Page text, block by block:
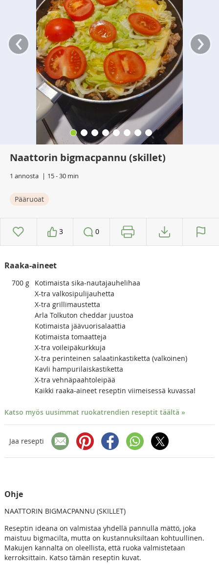
‹ ›
Naattorin bigmacpannu (skillet)
1 annosta 15 - 30 min
Pääruoat
3 0
Raaka-aineet
700 g
Kotimaista sika-nautajauhelihaa
X-tra valkosipulijauhetta
X-tra grillimaustetta
Arla Tolkuton cheddar juustoa
Kotimaista jäävuorisalaattia
Kotimaista tomaatteja
X-tra voileipäkurkkuja
X-tra perinteinen salaatinkastiketta (valkoinen)
Kavli hampurilaiskastiketta
X-tra vehnäpaahtoleipää
Kaikki raaka-aineet reseptin viimeisessä kuvassa!
Katso myös uusimmat ruokatrendien reseptit täältä »
Jaa resepti
Ohje
NAATTORIN BIGMACPANNU (SKILLET)
Reseptin ideana on valmistaa yhdellä pannulla mättö, joka
maistuu bigmacilta, mutta on kustannuksiltaan kohtuullinen.
Makujen kannalta on oleellista, että ruoka valmistetaan
kerroksittain. Katso tämän reseptin kuvat.